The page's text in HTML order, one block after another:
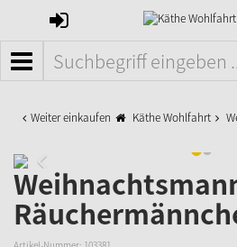
ANMELDEN
MENÜ
Weiter einkaufen Käthe Wohlfahrt